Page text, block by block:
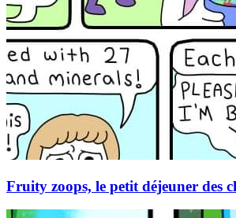
Fruity zoops, le petit déjeuner des